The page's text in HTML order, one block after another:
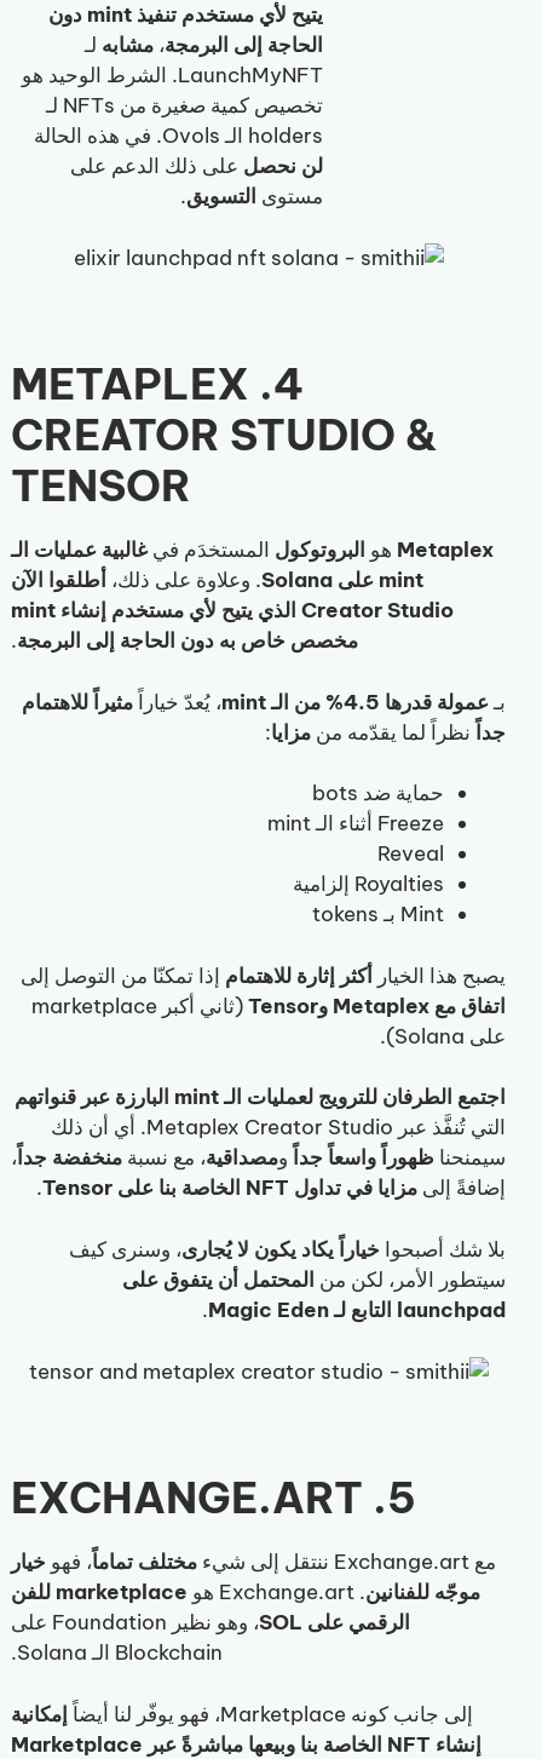
يتيح لأي مستخدم تنفيذ mint دون
الحاجة إلى البرمجة، مشابه لـ
LaunchMyNFT. الشرط الوحيد هو
تخصيص كمية صغيرة من NFTs لـ
holders الـ Ovols. في هذه الحالة
لن نحصل على ذلك الدعم على
مستوى التسويق.
4. METAPLEX
CREATOR STUDIO &
TENSOR
Metaplex هو البروتوكول المستخدَم فيغالبية عمليات الـ
mint على Solana
. وعلاوة على ذلك، أطلقوا الآن
Creator Studio الذي يتيح لأي مستخدم إنشاء mint
مخصص خاص به دون الحاجة إلى البرمجة.
بـعمولة قدرها 4.5% من الـ mint ، يُعدّ خياراًمثيراً للاهتمام
جداًنظراً لما يقدّمه من مزايا:
حماية ضد bots
Freeze أثناء الـ mint
Reveal
Royalties إلزامية
Mint بـ tokens
يصبح هذا الخيار أكثر إثارة للاهتمام إذا تمكنّا من التوصل إلى
اتفاق مع Metaplex وTensor
(ثاني أكبر marketplace
على Solana).
اجتمع الطرفان للترويج لعمليات الـ mint البارزة عبر قنواتهم
التي تُنفَّذ عبر Metaplex Creator Studio. أي أن ذلك
سيمنحنا ظهوراً واسعاً جداً ومصداقية، مع نسبة منخفضة جداً،
إضافةً إلى مزايا في تداول NFT الخاصة بنا على Tensor .
بلا شك أصبحوا خياراً يكاد يكون لا يُجارى، وسنرى كيف
سيتطور الأمر، لكن من المحتمل أن يتفوق على
launchpad التابع لـ Magic Eden
.
5. EXCHANGE.ART
مع Exchange.art ننتقل إلى شيء مختلف تماماً، فهو خيار
موجّه للفنانين. Exchange.art هو marketplace للفن
الرقمي على SOL
، وهو نظير Foundation على
Blockchain الـ Solana.
إلى جانب كونه Marketplace، فهو يوفّر لنا أيضاً
إمكانية
إنشاء NFT الخاصة بنا وبيعها مباشرةً عبر Marketplace